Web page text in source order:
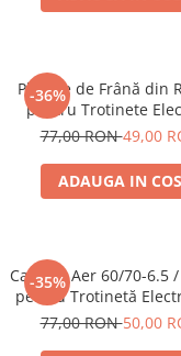
-36%
Plăcuțe de Frână din
pentru Trotinete
KuKirin G2 Pro, G2
77,00 RON49,00
ADAUGA IN COS
-35%
Cameră Aer 60/70-6.5
pentru Trotinetă
Inch – Valvă
77,00 RON50,00